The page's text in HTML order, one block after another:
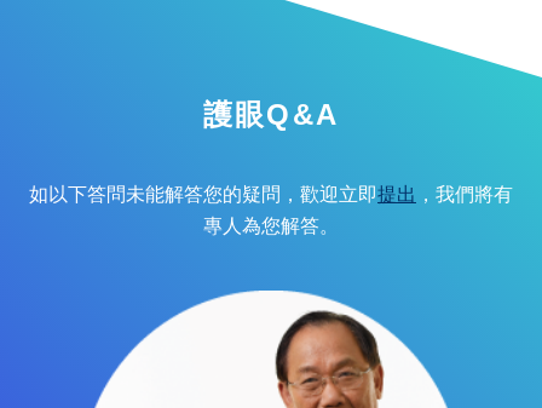
護眼Q&A
如以下答問未能解答您的疑問，歡迎立即提出 ，我們將有
專人為您解答。